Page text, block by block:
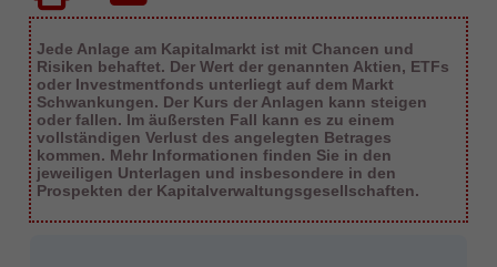
Jede Anlage am Kapitalmarkt ist mit Chancen und
Risiken behaftet. Der Wert der genannten Aktien, ETFs
oder Investmentfonds unterliegt auf dem Markt
Schwankungen. Der Kurs der Anlagen kann steigen
oder fallen. Im äußersten Fall kann es zu einem
vollständigen Verlust des angelegten Betrages
kommen. Mehr Informationen finden Sie in den
jeweiligen Unterlagen und insbesondere in den
Prospekten der Kapitalverwaltungsgesellschaften.